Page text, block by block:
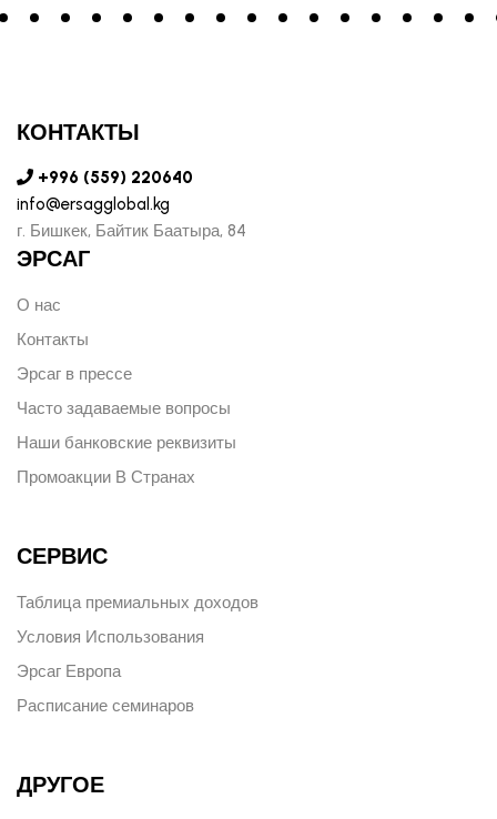
КОНТАКТЫ
+996 (559) 220640
info@ersagglobal.kg
г. ​Бишкек, Байтик Баатыра, 84
ЭРСАГ
О нас
Контакты
Эрсаг в прессе
Часто задаваемые вопросы
Наши банковские реквизиты
Промоакции В Странах
СЕРВИС
Таблица премиальных доходов
Условия Использования
Эрсаг Европа
Расписание семинаров
ДРУГОЕ